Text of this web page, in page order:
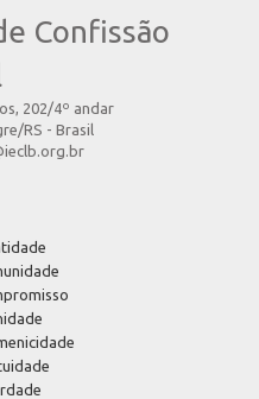
Confissão
202/4º andar
RS - Brasil